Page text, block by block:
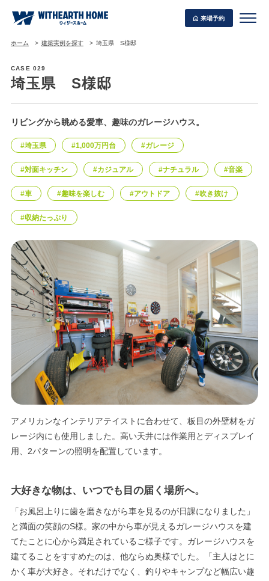
来場予約
WITHEARTH HOME の BEST PLAN
エリア限定商品
ホーム 建築実例を探す 埼玉県 S様邸
CASE 029
埼玉県 S様邸
リビングから眺める愛車、趣味のガレージハウス。
#埼玉県 #1,000万円台 #ガレージ
#対面キッチン #カジュアル #ナチュラル #音楽
#車 #趣味を楽しむ #アウトドア #吹き抜け
#収納たっぷり
アメリカンなインテリアテイストに合わせて、板目の外壁材をガ
レージ内にも使用しました。高い天井には作業用とディスプレイ
用、2パターンの照明を配置しています。
大好きな物は、いつでも目の届く場所へ。
「お風呂上りに歯を磨きながら車を見るのが日課になりました」
と満面の笑顔のS様。家の中から車が見えるガレージハウスを建
てたことに心から満足されているご様子です。ガレージハウスを
建てることをすすめたのは、他ならぬ奥様でした。「主人はとに
かく車が大好き。それだけでなく、釣りやキャンプなど幅広い趣